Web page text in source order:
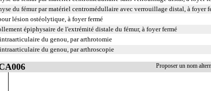
du fémur par matériel centromédullaire avec verrouillage distal, à foyer
lésion ostéolytique, à foyer fermé
épiphysaire de l'extrémité distale du fémur, à foyer fermé
du genou, par arthrotomie
du genou, par arthroscopie
Proposer un nom